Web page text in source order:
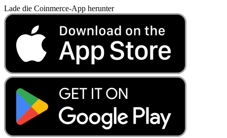
Lade die Coinmerce-App herunter